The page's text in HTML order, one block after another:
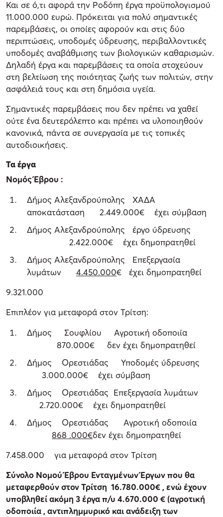
Και σε ό,τι αφορά την Ροδόπη έργα προϋπολογισμού
11.000.000 ευρώ. Πρόκειται για πολύ σημαντικές
παρεμβάσεις, οι οποίες αφορούν και στις δύο
περιπτώσεις, υποδομές ύδρευσης, περιβαλλοντικές
υποδομές αναβάθμισης των βιολογικών καθαρισμών.
Δηλαδή έργα και παρεμβάσεις τα οποία στοχεύουν
στη βελτίωση της ποιότητας ζωής των πολιτών, στην
ασφάλειά τους και στη δημόσια υγεία.
Σημαντικές παρεμβάσεις που δεν πρέπει να χαθεί
ούτε ένα δευτερόλεπτο και πρέπει να υλοποιηθούν
κανονικά, πάντα σε συνεργασία με τις τοπικές
αυτοδιοικήσεις.
Τα έργα
Νομός Έβρου :
Δήμος Αλεξανδρούπολης ΧΑΔΑ
αποκατάσταση 2.449.000€ έχει σύμβαση
Δήμος Αλεξανδρούπολης έργο ύδρευσης
2.422.000€ έχει δημοπρατηθεί
Δήμος Αλεξανδρούπολης Επεξεργασία
λυμάτων 4.450.000€ έχει δημοπρατηθεί
9.321.000
Επιπλέον για μεταφορά στον Τρίτση:
Δήμος Σουφλίου Αγροτική οδοποιία
870.000€ δεν έχει δημοπρατηθεί
Δήμος Ορεστιάδας Υποδομές ύδρευσης
3.000.000€ έχει σύμβαση
Δήμος Ορεστιάδας Επεξεργασία λυμάτων
2.720.000€ έχει δημοπρατηθεί
Δήμος Ορεστιάδας Αγροτική οδοποιία
868 .000€δεν έχει δημοπρατηθεί
7.458.000 για μεταφορά στον Τρίτση
Σύνολο Νομού Έβρου Ενταγμένων Έργων που θα
μεταφερθούν στον Τρίτση 16.780.000€ , ενώ έχουν
υποβληθεί ακόμη 3 έργα π/υ 4.670.000 € (αγροτική
οδοποιία , αντιπλημμυρικό και ανάδειξη των